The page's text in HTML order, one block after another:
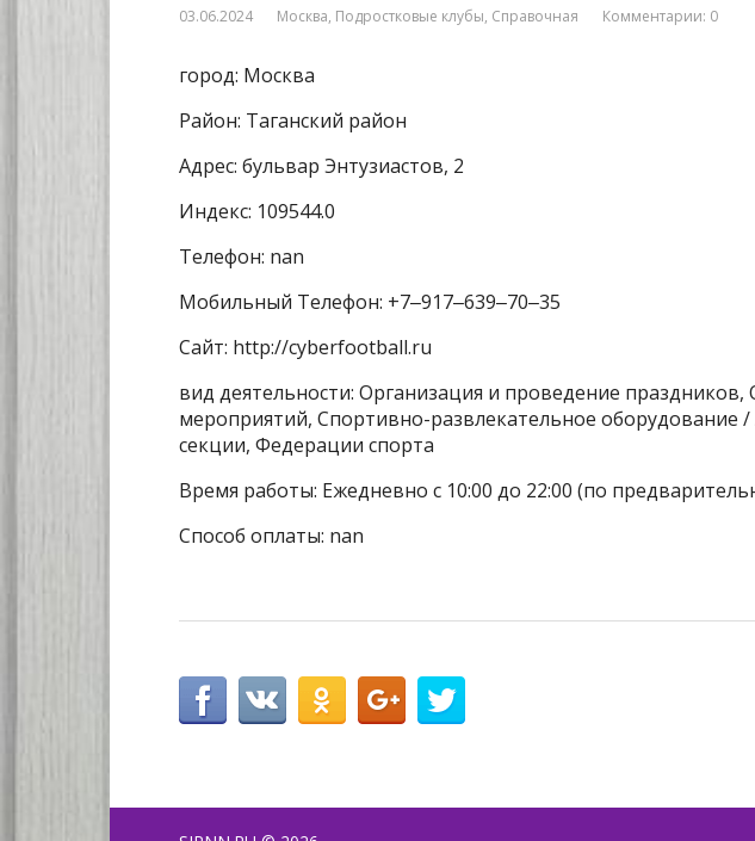
03.06.2024 Москва, Подростковые клубы, Справочная Комментарии: 0
город: Москва
Район: Таганский район
Адрес: бульвар Энтузиастов, 2
Индекс: 109544.0
Телефон: nan
Мобильный Телефон: +7‒917‒639‒70‒35
Сайт: http://cyberfootball.ru
вид деятельности: Организация и проведение
мероприятий, Спортивно-развлекательное оборудование
секции, Федерации спорта
Время работы: Ежедневно с 10:00 до 22:00 (по
Способ оплаты: nan